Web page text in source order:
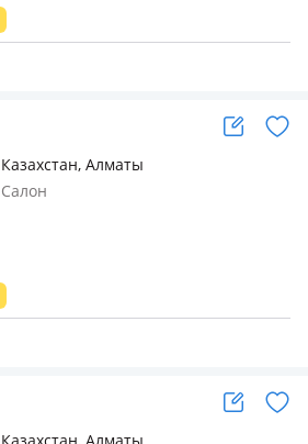
Бюджет на аренду: до 100 000 тенге в
месяц. Срок аренды: долгосрочно.
Казахстан, Алматы
Салон